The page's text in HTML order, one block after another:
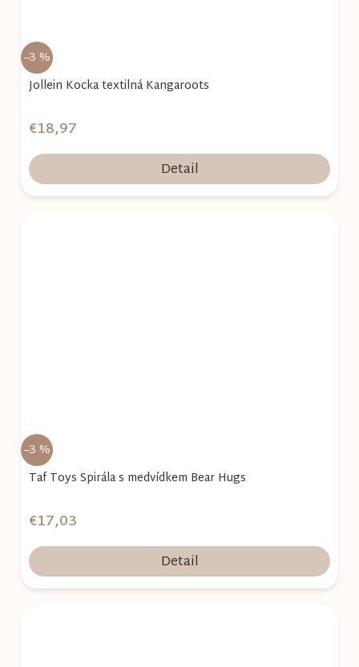
–3 %
Jollein Kocka textilná Kangaroots
€18,97
Detail
–3 %
Taf Toys Spirála s medvídkem Bear Hugs
€17,03
Detail